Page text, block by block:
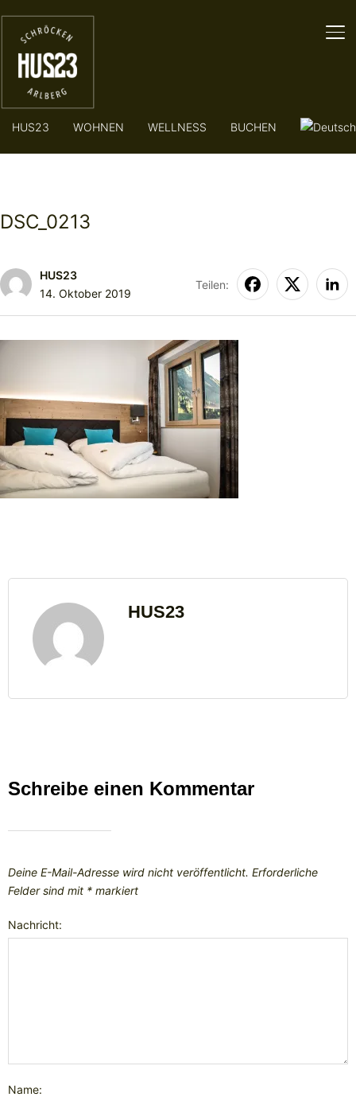
HUS23 WOHNEN WELLNESS BUCHEN
DSC_0213
HUS23
14. Oktober 2019
Teilen:
HUS23
Schreibe einen Kommentar
Deine E-Mail-Adresse wird nicht veröffentlicht. Erforderliche
Felder sind mit * markiert
Nachricht:
Name: